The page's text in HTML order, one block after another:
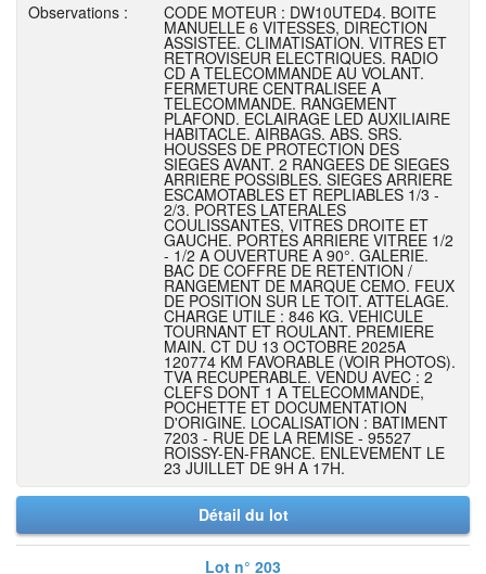
Observations :
CODE MOTEUR : DW10UTED4. BOITE
MANUELLE 6 VITESSES, DIRECTION
ASSISTEE. CLIMATISATION. VITRES ET
RETROVISEUR ELECTRIQUES. RADIO
CD A TELECOMMANDE AU VOLANT.
FERMETURE CENTRALISEE A
TELECOMMANDE. RANGEMENT
PLAFOND. ECLAIRAGE LED AUXILIAIRE
HABITACLE. AIRBAGS. ABS. SRS.
HOUSSES DE PROTECTION DES
SIEGES AVANT. 2 RANGEES DE SIEGES
ARRIERE POSSIBLES. SIEGES ARRIERE
ESCAMOTABLES ET REPLIABLES 1/3 -
2/3. PORTES LATERALES
COULISSANTES, VITRES DROITE ET
GAUCHE. PORTES ARRIERE VITREE 1/2
- 1/2 A OUVERTURE A 90°. GALERIE.
BAC DE COFFRE DE RETENTION /
RANGEMENT DE MARQUE CEMO. FEUX
DE POSITION SUR LE TOIT. ATTELAGE.
CHARGE UTILE : 846 KG. VEHICULE
TOURNANT ET ROULANT. PREMIERE
MAIN. CT DU 13 OCTOBRE 2025A
120774 KM FAVORABLE (VOIR PHOTOS).
TVA RECUPERABLE. VENDU AVEC : 2
CLEFS DONT 1 A TELECOMMANDE,
POCHETTE ET DOCUMENTATION
D'ORIGINE. LOCALISATION : BATIMENT
7203 - RUE DE LA REMISE - 95527
ROISSY-EN-FRANCE. ENLEVEMENT LE
23 JUILLET DE 9H A 17H.
Détail du lot
Lot n° 203